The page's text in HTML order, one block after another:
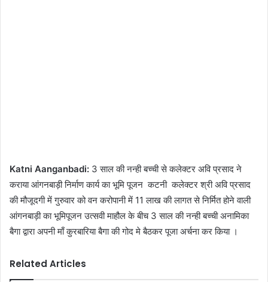
Katni Aanganbadi: 3 साल की नन्ही बच्ची से कलेक्‍टर अवि प्रसाद ने
कराया आंगनबाड़ी निर्माण कार्य का भूमि पूजन कटनी कलेक्टर श्री अवि प्रसाद
की मौजूदगी में गुरुवार को वन करोपानी में 11 लाख की लागत से निर्मित होने वाली
आंगनबाड़ी का भूमिपूजन उत्सवी माहौल के बीच 3 साल की नन्ही बच्ची अनामिका
बैगा द्वारा अपनी माँ कुरबारिया बैगा की गोद मे बैठकर पूजा अर्चना कर किया ।
Related Articles